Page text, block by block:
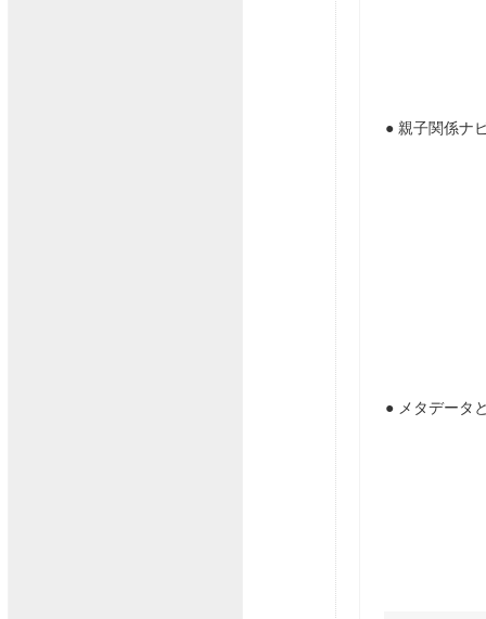
● 親子関係ナ
● メタデータ